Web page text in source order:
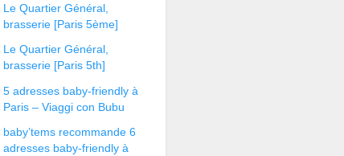
Le Quartier Général,
brasserie [Paris 5ème]
Le Quartier Général,
brasserie [Paris 5th]
5 adresses baby-friendly à
Paris – Viaggi con Bubu
baby’tems recommande 6
adresses baby-friendly à